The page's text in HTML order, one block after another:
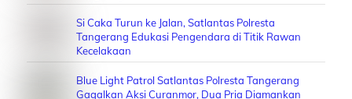
Si Caka Turun ke Jalan, Satlantas Polresta
Tangerang Edukasi Pengendara di Titik Rawan
Kecelakaan
Blue Light Patrol Satlantas Polresta Tangerang
Gagalkan Aksi Curanmor, Dua Pria Diamankan